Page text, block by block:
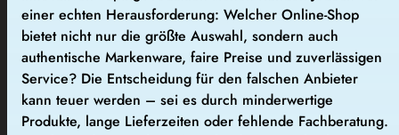
einer echten Herausforderung: Welcher Online-Shop
bietet nicht nur die größte Auswahl, sondern auch
authentische Markenware, faire Preise und zuverlässigen
Service? Die Entscheidung für den falschen Anbieter
kann teuer werden – sei es durch minderwertige
Produkte, lange Lieferzeiten oder fehlende Fachberatung.